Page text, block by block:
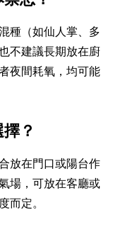
種（如仙人掌、多
不建議長期放在廚
夜間耗氧，均可能
？
放在門口或陽台作
場，可放在客廳或
而定。